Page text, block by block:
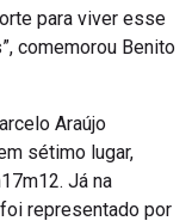
para viver esse
comemorou Benito
Araújo
sétimo lugar,
Já na
representado por